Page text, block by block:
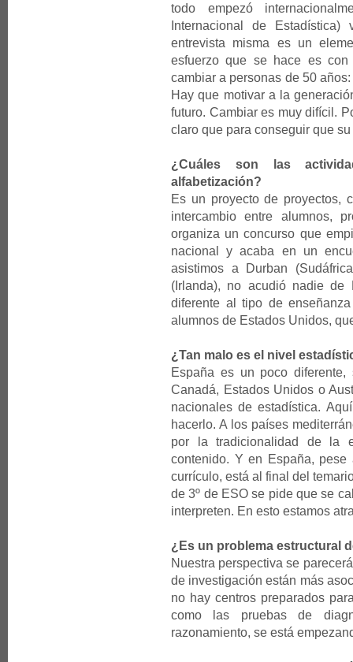
todo empezó
Internacional de
entrevista misma es un
esfuerzo que se hace es
cambiar a personas de 50
Hay que motivar a la
futuro. Cambiar es muy difícil.
claro que para conseguir que
¿Cuáles son las
alfabetización?
Es un proyecto de proyectos,
intercambio entre alumnos,
organiza un concurso que
nacional y acaba en un
asistimos a Durban
(Irlanda), no acudió nadie de
diferente al tipo de
alumnos de Estados Unidos,
¿Tan malo es el nivel
España es un poco diferente,
Canadá, Estados Unidos o
nacionales de estadística.
hacerlo. A los países
por la tradicionalidad de la
contenido. Y en España,
currículo, está al final del
de 3º de ESO se pide que se
interpreten. En esto estamos
¿Es un problema estructural
Nuestra perspectiva se
de investigación están más
no hay centros preparados
como las pruebas de
razonamiento, se está